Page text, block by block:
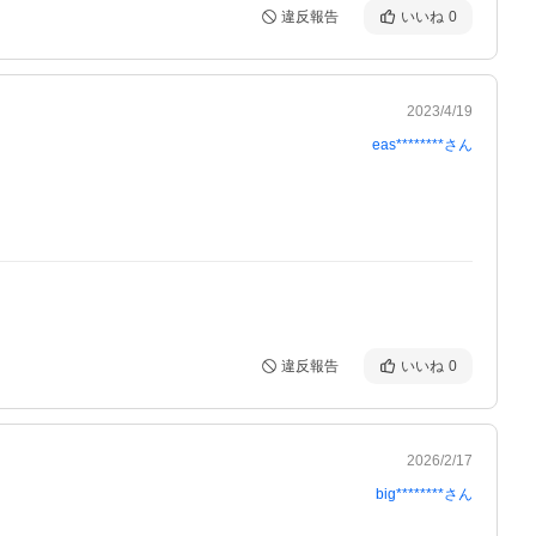
違反報告 いいね 0
2023/4/19
eas********さん
違反報告 いいね 0
2026/2/17
big********さん